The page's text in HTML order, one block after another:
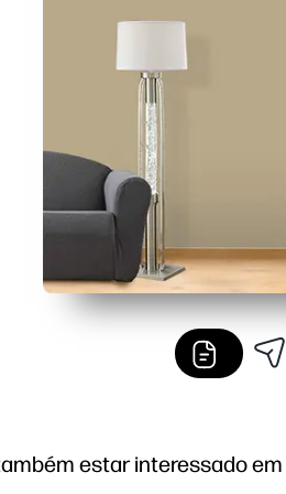
estar interessado em